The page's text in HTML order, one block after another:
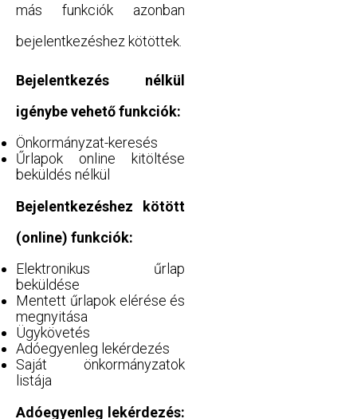
más funkciók azonban
bejelentkezéshez kötöttek.
Bejelentkezés nélkül
igénybe vehető funkciók:
Önkormányzat-keresés
Űrlapok online kitöltése
beküldés nélkül
Bejelentkezéshez kötött
(online) funkciók:
Elektronikus űrlap
beküldése
Mentett űrlapok elérése és
megnyitása
Ügykövetés
Adóegyenleg lekérdezés
Saját önkormányzatok
listája
Adóegyenleg lekérdezés: